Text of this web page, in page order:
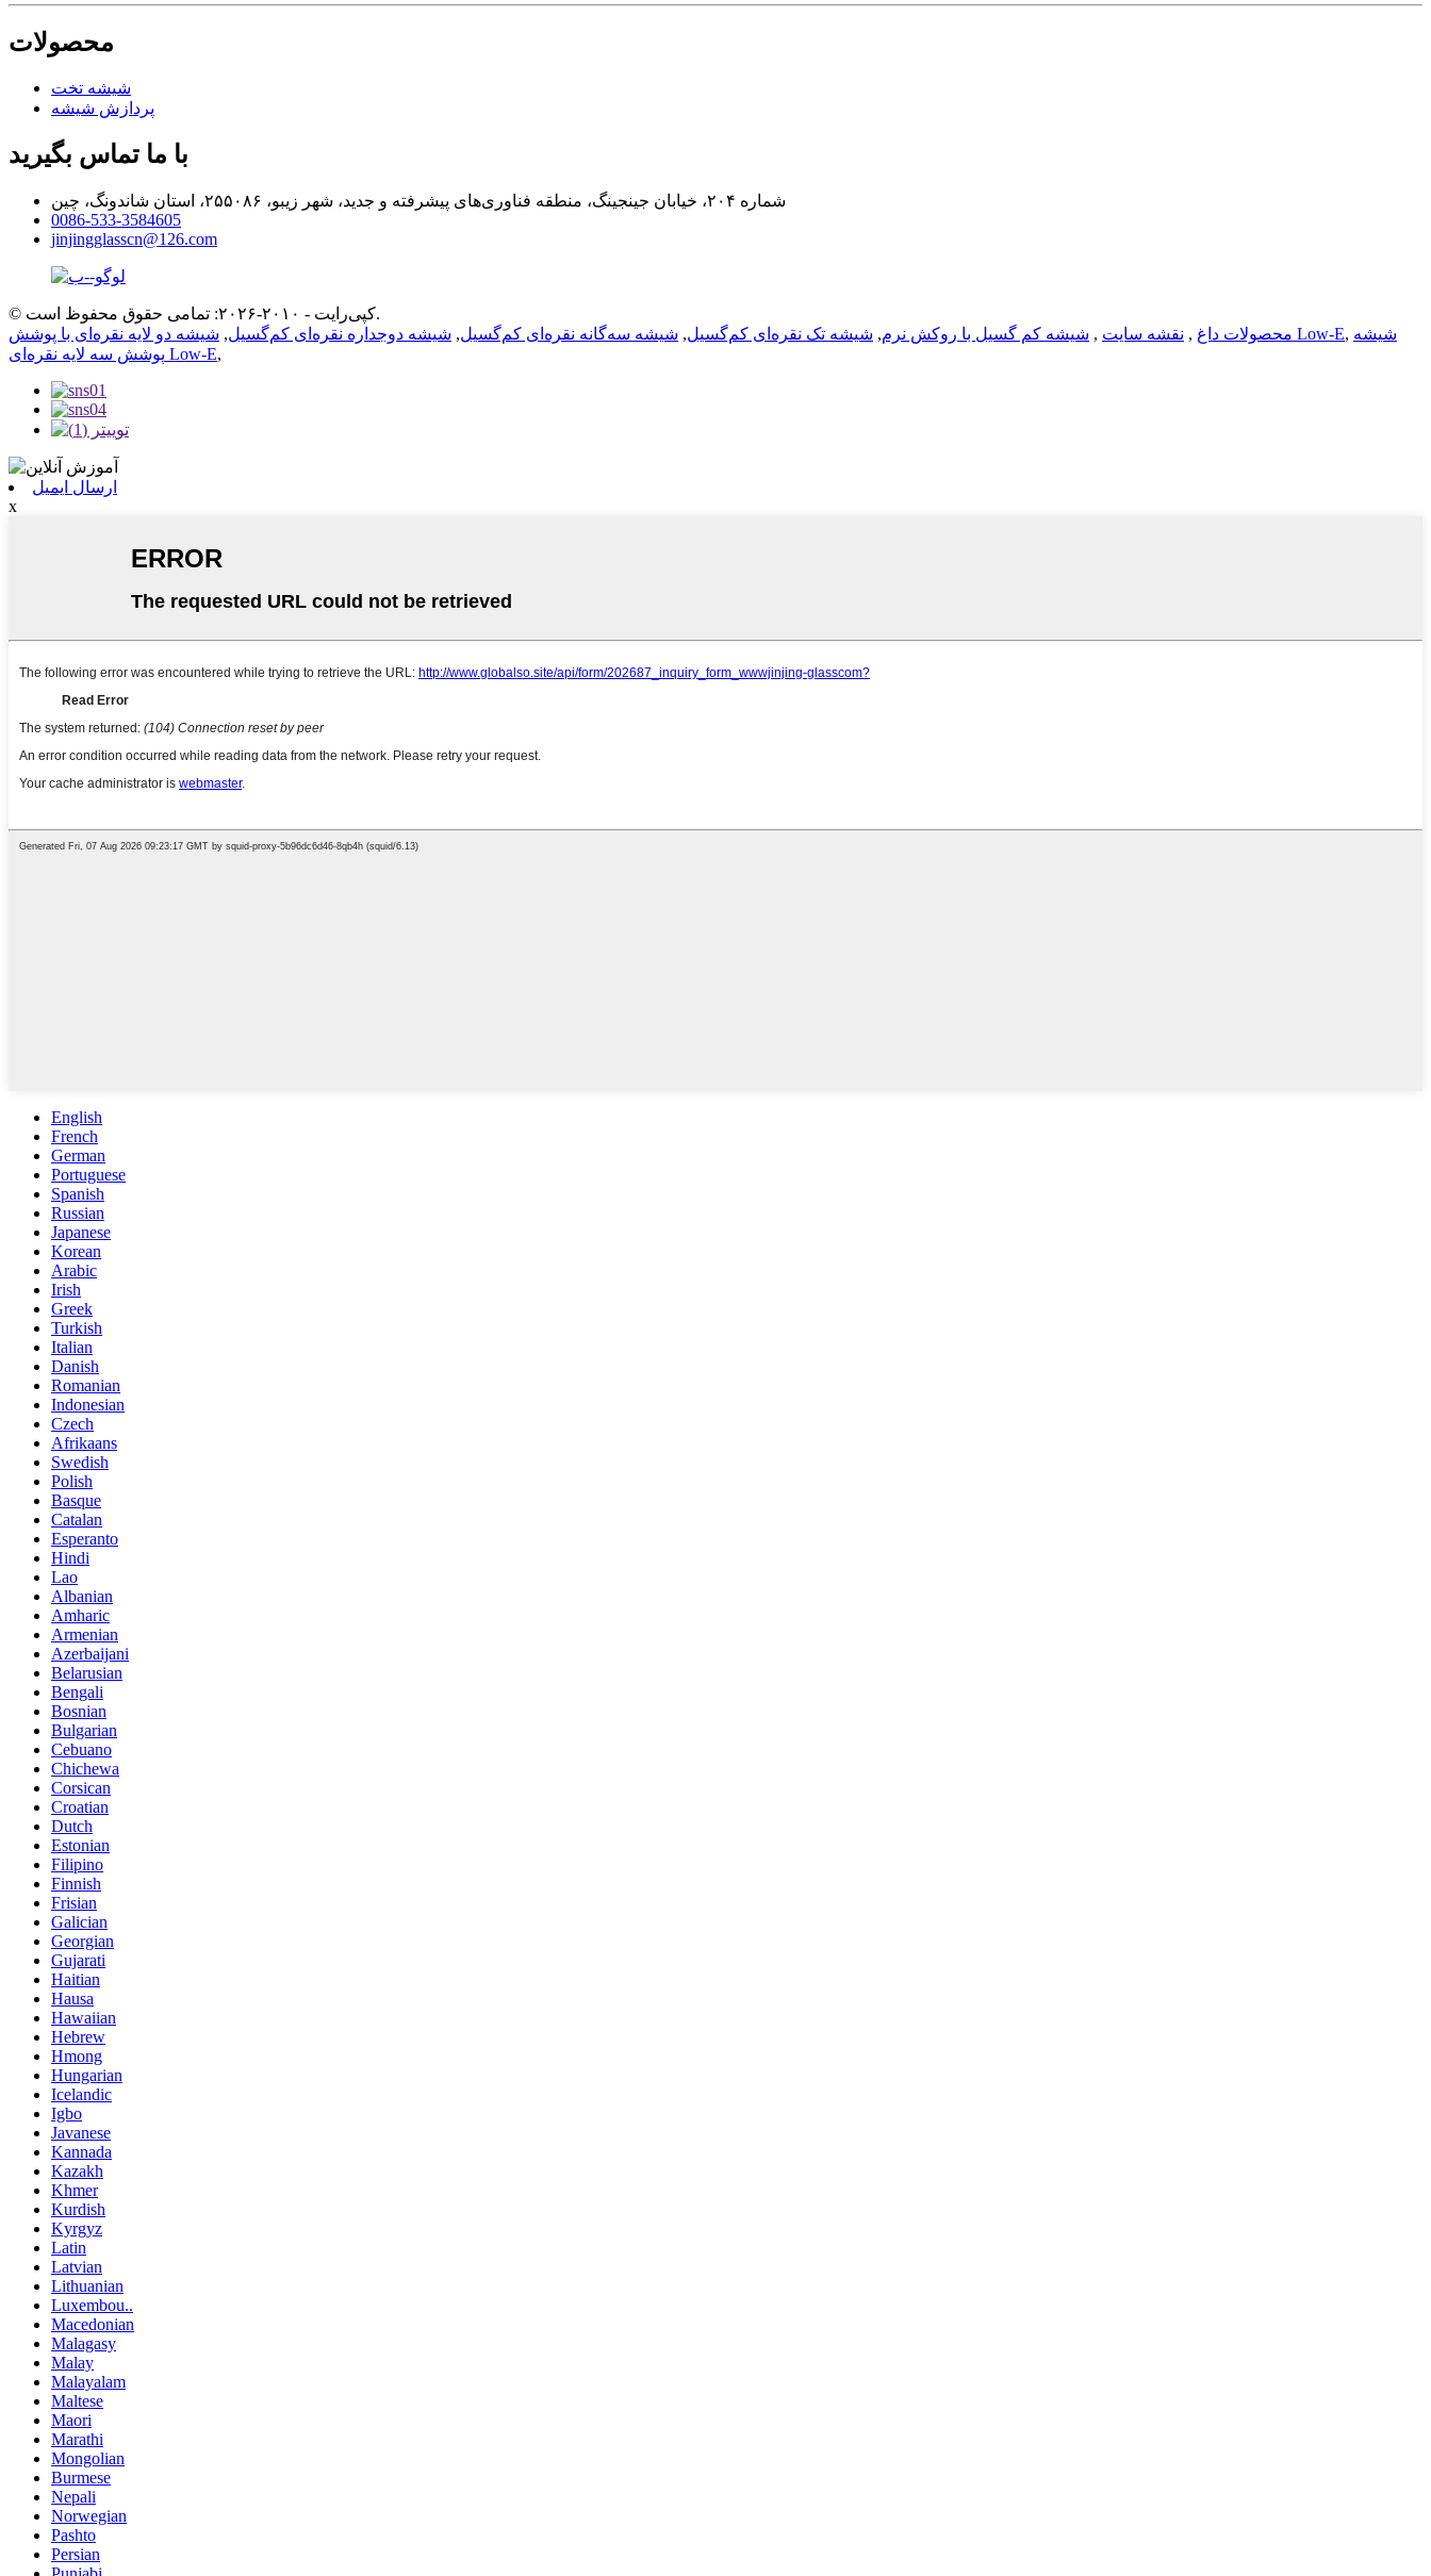
محصولات
شیشه تخت
پردازش شیشه
با ما تماس بگیرید
شماره ۲۰۴، خیابان جینجینگ، منطقه فناوری‌های پیشرفته و جدید، شهر زیبو، ۲۵۵۰۸۶، استان شاندونگ، چین
0086-533-3584605
jinjingglasscn@126.com
© کپی‌رایت - ۲۰۱۰-۲۰۲۶: تمامی حقوق محفوظ است.
محصولات داغ , نقشه سایت , شیشه کم گسیل با روکش نرم, شیشه تک نقره‌ای کم‌گسیل, شیشه سه‌گانه نقره‌ای کم‌گسیل, شیشه دوجداره نقره‌ای کم‌گسیل, شیشه دو لایه نقره‌ای با پوشش Low-E, شیشه
پوشش سه لایه نقره‌ای Low-E,
ارسال ایمیل
x
English
French
German
Portuguese
Spanish
Russian
Japanese
Korean
Arabic
Irish
Greek
Turkish
Italian
Danish
Romanian
Indonesian
Czech
Afrikaans
Swedish
Polish
Basque
Catalan
Esperanto
Hindi
Lao
Albanian
Amharic
Armenian
Azerbaijani
Belarusian
Bengali
Bosnian
Bulgarian
Cebuano
Chichewa
Corsican
Croatian
Dutch
Estonian
Filipino
Finnish
Frisian
Galician
Georgian
Gujarati
Haitian
Hausa
Hawaiian
Hebrew
Hmong
Hungarian
Icelandic
Igbo
Javanese
Kannada
Kazakh
Khmer
Kurdish
Kyrgyz
Latin
Latvian
Lithuanian
Luxembou..
Macedonian
Malagasy
Malay
Malayalam
Maltese
Maori
Marathi
Mongolian
Burmese
Nepali
Norwegian
Pashto
Persian